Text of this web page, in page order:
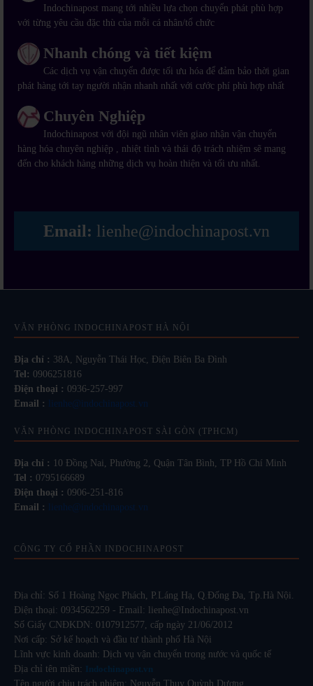
Indochinapost mang tới nhiều lựa chọn chuyển phát phù hợp
với từng yêu cầu đặc thù của mỗi cá nhân/tổ chức
Nhanh chóng và tiết kiệm
Các dịch vụ vận chuyển được tối ưu hóa để đảm bảo thời gian
phát hàng tới tay người nhận nhanh nhất với cước phí phù hợp nhất
Chuyên Nghiệp
Indochinapost với đội ngũ nhân viên giao nhận vận chuyển
hàng hóa chuyên nghiệp , nhiệt tình và thái độ trách nhiệm sẽ mang
đến cho khách hàng những dịch vụ hoàn thiện và tối ưu nhất.
Email: lienhe@indochinapost.vn
VĂN PHÒNG INDOCHINAPOST HÀ NỘI
Địa chỉ : 38A, Nguyễn Thái Học, Điện Biên Ba Đình
Tel: 0906251816
Điện thoại : 0936-257-997
Email :
lienhe@indochinapost.vn
VĂN PHÒNG INDOCHINAPOST SÀI GÒN (TPHCM)
Địa chỉ : 10 Đồng Nai, Phường 2, Quận Tân Bình, TP Hồ Chí Minh
Tel : 0795166689
Điện thoại : 0906-251-816
Email :
lienhe@indochinapost.vn
CÔNG TY CỔ PHẦN INDOCHINAPOST
Địa chỉ: Số 1 Hoàng Ngọc Phách, P.Láng Hạ, Q.Đống Đa, Tp.Hà Nội.
Điện thoại: 0934562259 - Email: lienhe@Indochinapost.vn
Số Giấy CNĐKDN: 0107912577, cấp ngày 21/06/2012
Nơi cấp: Sở kế hoạch và đầu tư thành phố Hà Nội
Lĩnh vực kinh doanh: Dịch vụ vận chuyển trong nước và quốc tế
Địa chỉ tên miền: Indochinapost.vn
Tên người chịu trách nhiệm: Nguyễn Thụy Quỳnh Dương